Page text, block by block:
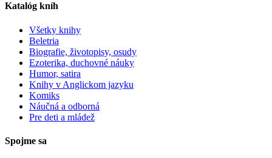
Katalóg kníh
Všetky knihy
Beletria
Biografie, životopisy, osudy
Ezoterika, duchovné náuky
Humor, satira
Knihy v Anglickom jazyku
Komiks
Náučná a odborná
Pre deti a mládež
Spojme sa